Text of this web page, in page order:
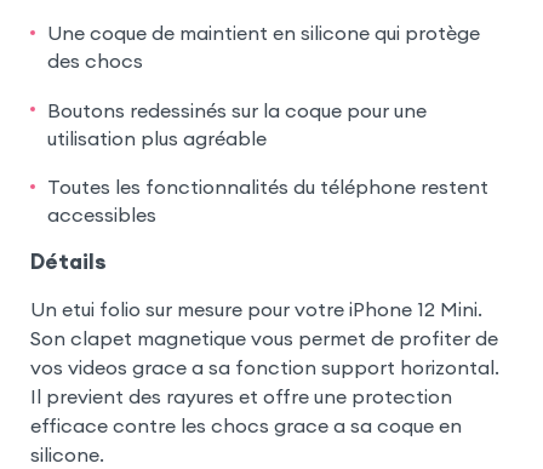
Une coque de maintient en silicone qui protège
des chocs
Boutons redessinés sur la coque pour une
utilisation plus agréable
Toutes les fonctionnalités du téléphone restent
accessibles
Détails
Un etui folio sur mesure pour votre iPhone 12 Mini.
Son clapet magnetique vous permet de profiter de
vos videos grace a sa fonction support horizontal.
Il previent des rayures et offre une protection
efficace contre les chocs grace a sa coque en
silicone.